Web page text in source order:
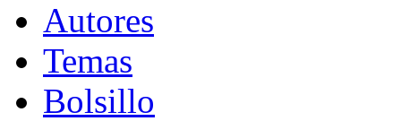
Autores
Temas
Bolsillo